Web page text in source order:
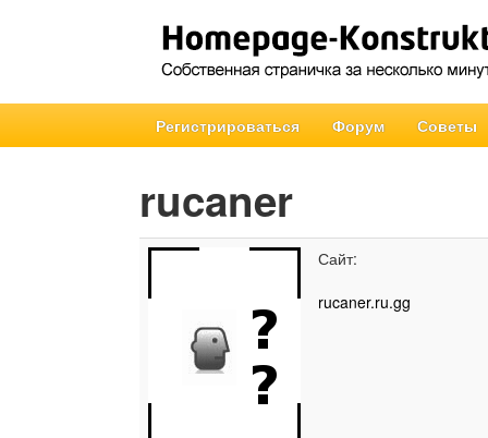
Регистрироваться Форум Советы
rucaner
Сайт:
rucaner.ru.gg